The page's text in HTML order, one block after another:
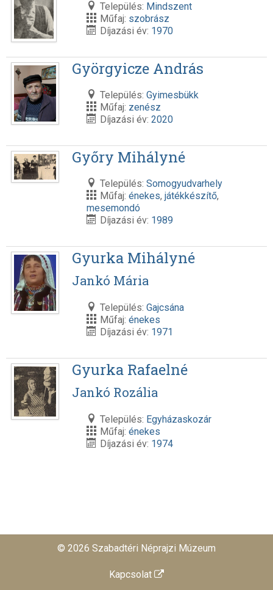
Település: Mindszent
Műfaj: szobrász
Díjazási év: 1970
Györgyicze András
Település: Gyimesbükk
Műfaj: zenész
Díjazási év: 2020
Győry Mihályné
Település: Somogyudvarhely
Műfaj: énekes, játékkészítő,
mesemondó
Díjazási év: 1989
Gyurka Mihályné
Jankó Mária
Település: Gajcsána
Műfaj: énekes
Díjazási év: 1971
Gyurka Rafaelné
Jankó Rozália
Település: Egyházaskozár
Műfaj: énekes
Díjazási év: 1974
© 2026 Szabadtéri Néprajzi Múzeum
Kapcsolat